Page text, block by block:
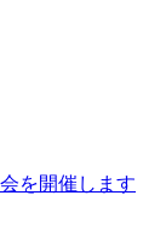
を開催します